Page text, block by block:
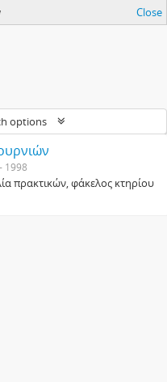
Close
options
1998
πρακτικών, φάκελος κτηρίου